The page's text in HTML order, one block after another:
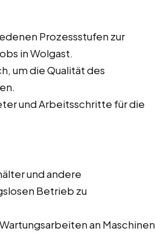
Prozessstufen zur
in Wolgast.
um die Qualität des
und Arbeitsschritte für die
und andere
Betrieb zu
an Maschinen